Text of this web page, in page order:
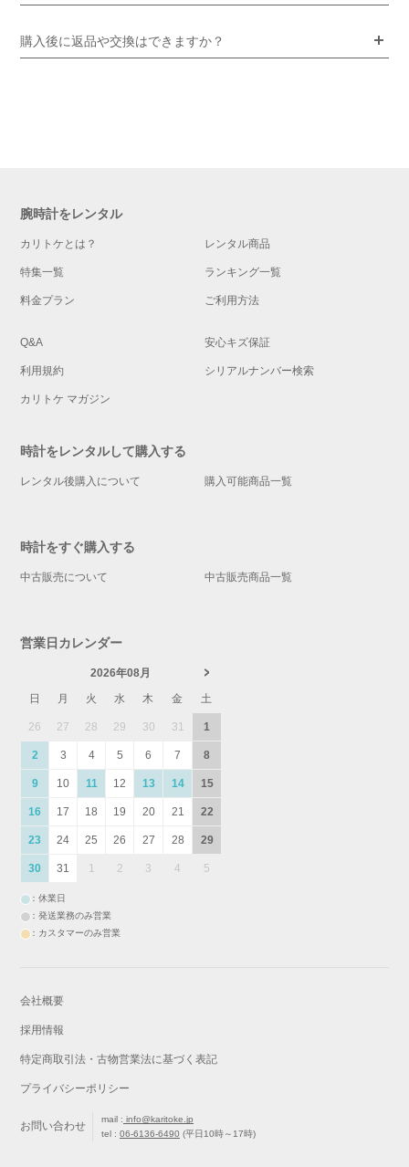
購入後に返品や交換はできますか？
腕時計をレンタル
カリトケとは？ レンタル商品
特集一覧 ランキング一覧
料金プラン ご利用方法
Q&A 安心キズ保証
利用規約 シリアルナンバー検索
カリトケ マガジン
時計をレンタルして購入する
レンタル後購入について 購入可能商品一覧
時計をすぐ購入する
中古販売について 中古販売商品一覧
営業日カレンダー
2026年08月
日
月 火 水 木 金 土
26 27 28 29 30 31 1
2 3 4 5 6 7 8
9 10 11 12 13 14 15
16 17 18 19 20 21 22
23 24 25 26 27 28 29
30 31 1 2 3 4 5
：休業日
：発送業務のみ営業
：カスタマーのみ営業
会社概要
採用情報
特定商取引法・古物営業法に基づく表記
プライバシーポリシー
お問い合わせ
mail : info@karitoke.jp
tel :06-6136-6490 (平日10時～17時)